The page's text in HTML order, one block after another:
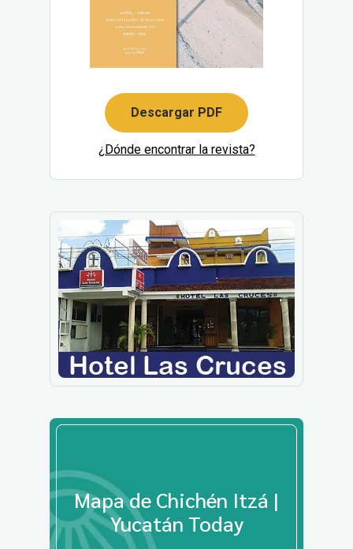
Descargar PDF
¿Dónde encontrar la revista?
Mapa de Chichén Itzá |
Yucatán Today